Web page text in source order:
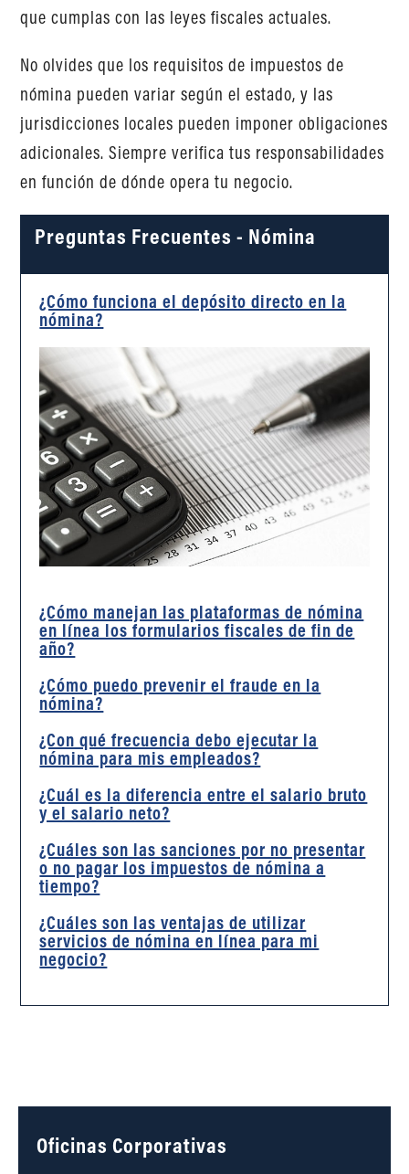
que cumplas con las leyes fiscales actuales.
No olvides que los requisitos de impuestos de
nómina pueden variar según el estado, y las
jurisdicciones locales pueden imponer obligaciones
adicionales. Siempre verifica tus responsabilidades
en función de dónde opera tu negocio.
Preguntas Frecuentes - Nómina
¿Cómo funciona el depósito directo en la
nómina?
¿Cómo manejan las plataformas de nómina
en línea los formularios fiscales de fin de
año?
¿Cómo puedo prevenir el fraude en la
nómina?
¿Con qué frecuencia debo ejecutar la
nómina para mis empleados?
¿Cuál es la diferencia entre el salario bruto
y el salario neto?
¿Cuáles son las sanciones por no presentar
o no pagar los impuestos de nómina a
tiempo?
¿Cuáles son las ventajas de utilizar
servicios de nómina en línea para mi
negocio?
Oficinas Corporativas